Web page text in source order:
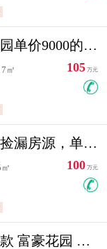
捡漏房源！绿色家园单价9000的大三居，实验小学永明双学区
㎡
105 万元
万科翡翠大道新出捡漏房源，单价10500精装修
100 万元
松霞路可公积金贷款 富豪花园 复式住宅急售送小棚